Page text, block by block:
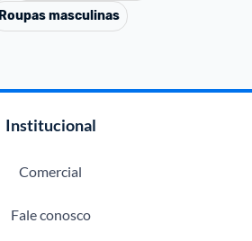
Roupas masculinas
Institucional
Comercial
Fale conosco